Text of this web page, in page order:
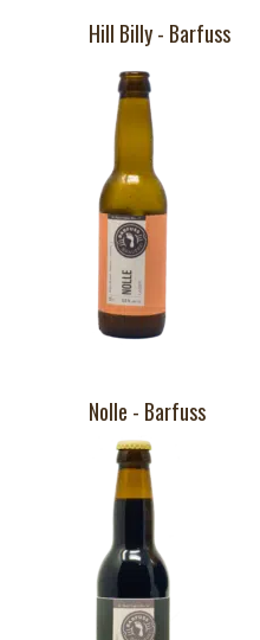
Hill Billy - Barfuss
Nolle - Barfuss